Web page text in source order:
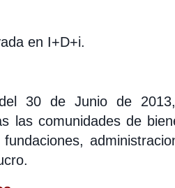
en I+D+i.
30 de Junio de
las comunidades de